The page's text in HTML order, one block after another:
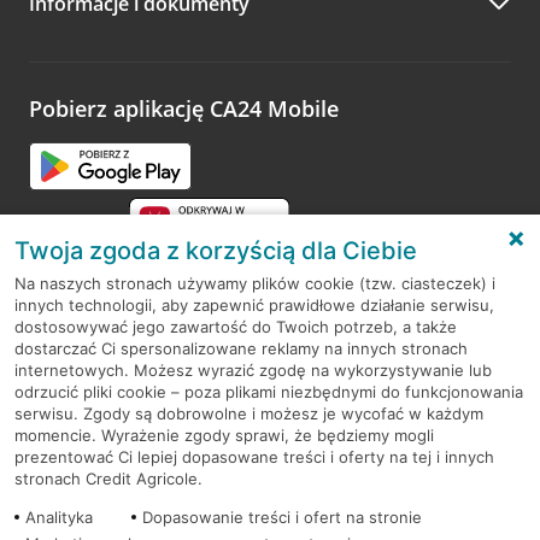
Zachęcamy do podzielenia się z nami opinią o wizycie.
opinie.
Pobierz aplikację CA24 Mobile
RODO
Regulamin serwisu
Mapa serwisu
PolitykaCookies
Twoja zgoda z korzyścią dla Ciebie
Na naszych stronach używamy plików cookie (tzw. ciasteczek) i
innych technologii, aby zapewnić prawidłowe działanie serwisu,
dostosowywać jego zawartość do Twoich potrzeb, a także
dostarczać Ci spersonalizowane reklamy na innych stronach
internetowych. Możesz wyrazić zgodę na wykorzystywanie lub
odrzucić pliki cookie – poza plikami niezbędnymi do funkcjonowania
serwisu. Zgody są dobrowolne i możesz je wycofać w każdym
momencie. Wyrażenie zgody sprawi, że będziemy mogli
prezentować Ci lepiej dopasowane treści i oferty na tej i innych
stronach Credit Agricole.
Analityka
Dopasowanie treści i ofert na stronie